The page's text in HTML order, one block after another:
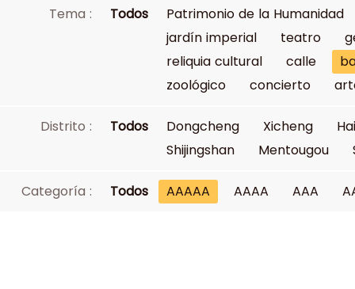
Tema : Todos
Patrimonio de la Humanidad
jardín imperial
teatro
reliquia cultural
calle
zoológico
concierto
Distrito : Todos Dongcheng Xicheng
Shijingshan
Mentougou
Categoría : Todos AAAAA AAAA AAA